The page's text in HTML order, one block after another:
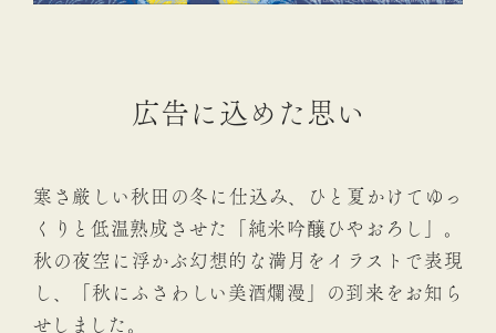
広告に込めた思い
寒さ厳しい秋田の冬に仕込み、ひと夏かけてゆっ
くりと低温熟成させた「純米吟醸ひやおろし」。
秋の夜空に浮かぶ幻想的な満月をイラストで表現
し、「秋にふさわしい美酒爛漫」の到来をお知ら
せしました。